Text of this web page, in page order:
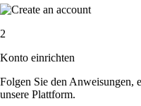
2
Konto einrichten
Folgen Sie den Anweisungen,
unsere Plattform.